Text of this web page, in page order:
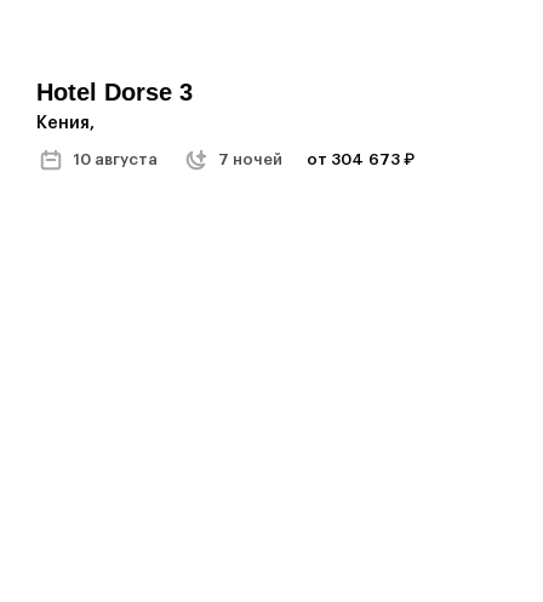
Hotel Dorse 3
Кения,
10 августа 7 ночей от 304 673 ₽